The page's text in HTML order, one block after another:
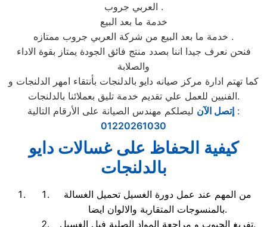
العربي جروب .
خدمة ما بعد البيع
خدمة ما بعد البيع من شركة العربي جروب ممتازه .
فنحن نعرف جيدا اننا بصدد منتج فائق الجودة يمتاز بقوة الاداء
والصلابة
كما تهتم ادارة مركز صيانه دايو بالدلنجات بأنتقاء امهر الدلنجات و
الفنيين للعمل علي تقديم خدمة تليق بعملائنا بالدلنجات.
إتصل الآن ليصلكم مهندس الصيانة على الأرقام التالية :
01220261030
كيفية الحفاظ على غسالات دايو
بالدلنجات
من المهم عند عمل دورة الغسيل تحميل الغسالة
بالمنسوجات المتقاربة والالوان ايضا.
تفريغ الجيوب و مراجعة المواد الصلبة فبل الغسيل.